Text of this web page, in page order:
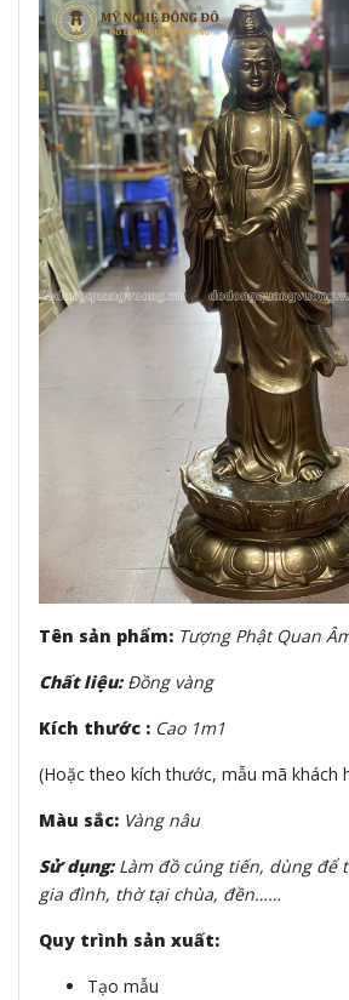
Tên sản phẩm: Tượng Phật Quan
Chất liệu: Đồng vàng
Kích thước : Cao 1m1
(Hoặc theo kích thước, mẫu mã khách
Màu sắc: Vàng nâu
Sử dụng: Làm đồ cúng tiến, dùng để
gia đình, thờ tại chùa, đền……
Quy trình sản xuất:
Tạo mẫu